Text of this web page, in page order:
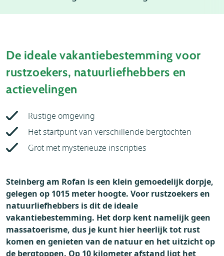
Thema's
De ideale vakantiebestemming voor
rustzoekers, natuurliefhebbers en
actievelingen
Rustige omgeving
Het startpunt van verschillende bergtochten
Grot met mysterieuze inscripties
Steinberg am Rofan is een klein gemoedelijk dorpje,
gelegen op 1015 meter hoogte. Voor rustzoekers en
natuurliefhebbers is dit de ideale
vakantiebestemming. Het dorp kent namelijk geen
massatoerisme, dus je kunt hier heerlijk tot rust
komen en genieten van de natuur en het uitzicht op
de bergtoppen. Op 10 kilometer afstand ligt het